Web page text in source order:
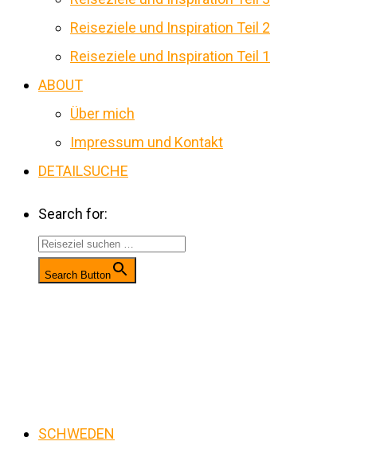
Reiseziele und Inspiration Teil 2
Reiseziele und Inspiration Teil 1
ABOUT
Über mich
Impressum und Kontakt
DETAILSUCHE
Search for:
Search Button
SCHWEDEN